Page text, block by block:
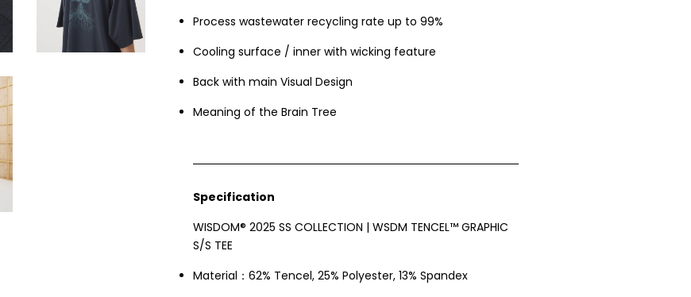
Process wastewater recycling rate up to 99%
Cooling surface / inner with wicking feature
Back with main Visual Design
Meaning of the Brain Tree
Specification
WISDOM® 2025 SS COLLECTION | WSDM TENCEL™ GRAPHIC
S/S TEE
Material：62% Tencel, 25% Polyester, 13% Spandex